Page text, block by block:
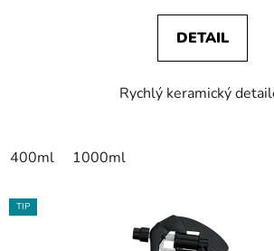
DETAIL
Rychlý keramický
400ml 1000ml
TIP